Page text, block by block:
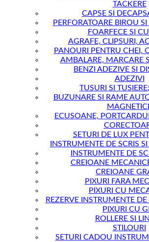
TACKERE
CAPSE SI
PERFORATOARE BIROU
FOARFECE SI
AGRAFE, CLIPSURI,
PANOURI PENTRU CHEI,
AMBALARE, MARCARE
BENZI ADEZIVE SI
ADEZIVI
TUSURI SI
BUZUNARE SI RAME
ECUSOANE,
SETURI DE LUX
INSTRUMENTE DE SCRIS
INSTRUMENTE DE
CREIOANE
CREIOANE
PIXURI FARA
PIXURI CU
REZERVE INSTRUMENTE
PIXURI CU
ROLLERE SI
STILOURI
SETURI CADOU